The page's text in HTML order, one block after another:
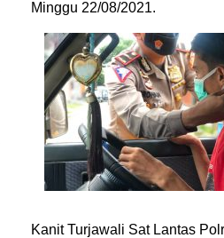
Minggu 22/08/2021.
Kanit Turjawali Sat Lantas